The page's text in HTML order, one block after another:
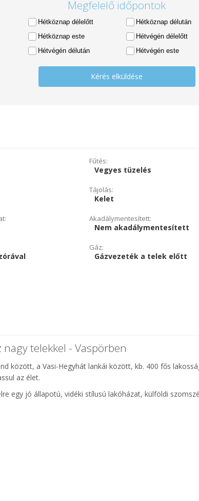
Megfelelő időpontok
Hétköznap délelőtt
Hétköznap délután
Hétköznap este
Hétvégén délelőtt
Hétvégén délután
Hétvégén este
Kérés elküldése
Fűtés:
Vegyes tüzelés
Tájolás:
Kelet
Akadálymentesített:
Nem akadálymentesített
Gáz:
Gázvezeték a telek előtt
telekkel - Vaspörben
között, a Vasi-Hegyhát lankái között, kb. 400 fős
az élet.
egy jó állapotú, vidéki stílusú lakóházat, külföldi